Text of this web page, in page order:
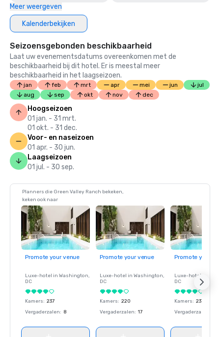
Meer weergeven
Kalenderbekijken
Seizoensgebonden beschikbaarheid
Laat uw evenementsdatums overeenkomen met de
beschikbaarheid bij dit hotel. Er is meestal meer
beschikbaarheid in het laagseizoen.
jan feb mrt apr mei jun
jul
aug
sep okt nov dec
Hoogseizoen
01 jan. - 31 mrt.
01 okt. - 31 dec.
Voor- en naseizoen
01 apr. - 30 jun.
Laagseizoen
01 jul. - 30 sep.
Planners die Green Valley Ranch bekeken,
keken ook naar
Promote your venue
Luxe-hotel in Washington,
DC
Kamers: 237
Vergaderzalen: 8
Promote your venue
Luxe-hotel in Washington,
DC
Kamers: 220
Vergaderzalen: 17
Promote your
Luxe-hotel in
DC
Kamers: 237
Vergaderzalen